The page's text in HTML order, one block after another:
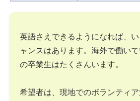
英語さえできるようになれば、
ャンスはあります。海外で働い
の卒業生はたくさんいます。
希望者は、現地でのボランティ